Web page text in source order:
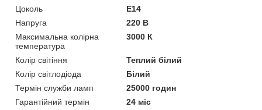
Цоколь
E14
Напруга
220 В
Максимальна колірна
температура
3000 К
Колір світіння
Теплий білий
Колір світлодіода
Білий
Термін служби ламп
25000 годин
Гарантійний термін
24 міс